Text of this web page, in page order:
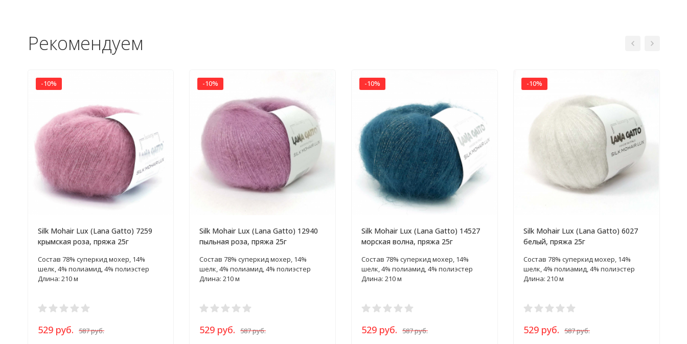
Рекомендуем
-10%
Silk Mohair Lux (Lana Gatto) 7259
крымская роза, пряжа 25г
Состав 78% суперкид мохер, 14%
шелк, 4% полиамид, 4% полиэстер
Длина: 210 м
529 руб. 587 руб.
-10%
Silk Mohair Lux (Lana Gatto) 12940
пыльная роза, пряжа 25г
Состав 78% суперкид мохер, 14%
шелк, 4% полиамид, 4% полиэстер
Длина: 210 м
529 руб. 587 руб.
-10%
Silk Mohair Lux (Lana Gatto) 14527
морская волна, пряжа 25г
Состав 78% суперкид мохер, 14%
шелк, 4% полиамид, 4% полиэстер
Длина: 210 м
529 руб. 587 руб.
-10%
Silk Mohair Lux (Lana Gatto) 6027
белый, пряжа 25г
Состав 78% суперкид мохер, 14%
шелк, 4% полиамид, 4% полиэстер
Длина: 210 м
529 руб. 587 руб.